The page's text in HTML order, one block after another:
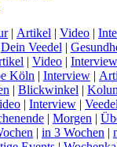
| Artikel | Video |
Dein Veedel |
| Video | Interview
Köln | Interview |
| Blickwinkel |
| Interview |
| Morgen |
| in 3 Wochen |